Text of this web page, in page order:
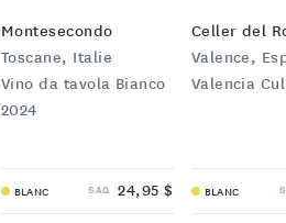
Montesecondo
Toscane, Italie
Vino da tavola Bianco
2024
BLANC SAQ 24,95 $
Celler del
Valence,
Valencia
BLANC